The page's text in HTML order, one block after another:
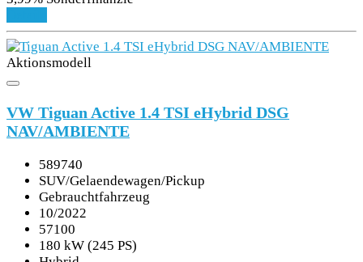
Aktionsmodell
VW Tiguan Active 1.4 TSI eHybrid DSG
NAV/AMBIENTE
589740
SUV/Gelaendewagen/Pickup
Gebrauchtfahrzeug
10/2022
57100
180 kW (245 PS)